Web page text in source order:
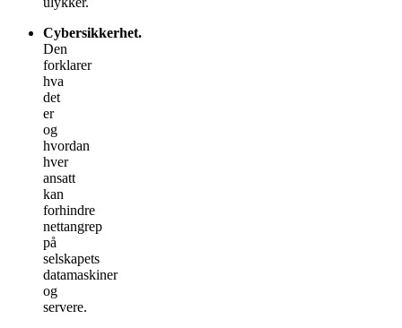
Cybersikkerhet.
Den
forklarer
hva
det
er
og
hvordan
hver
ansatt
kan
forhindre
nettangrep
på
selskapets
datamaskiner
og
servere.